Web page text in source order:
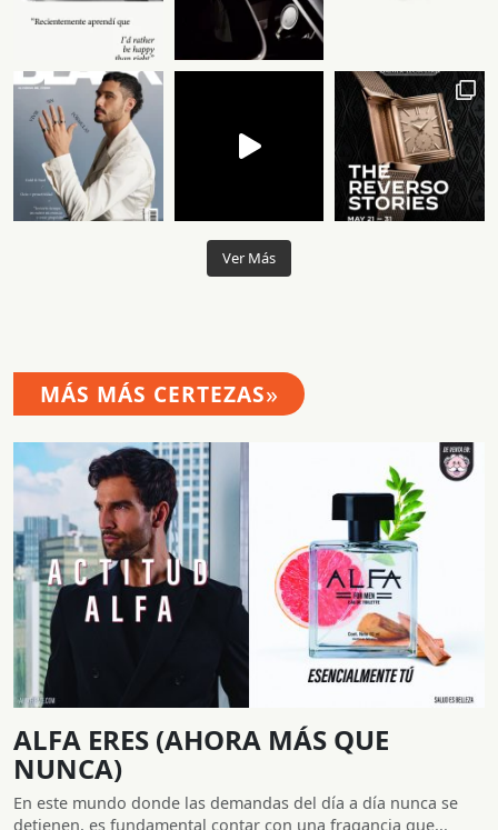
Ver Más
MÁS MÁS CERTEZAS»
ALFA ERES (AHORA MÁS QUE
NUNCA)
En este mundo donde las demandas del día a día nunca se
detienen, es fundamental contar con una fragancia que...